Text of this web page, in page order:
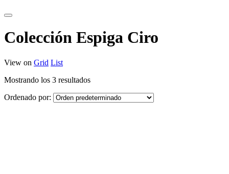
Colección Espiga Ciro
View on Grid List
Mostrando los 3 resultados
Ordenado por: